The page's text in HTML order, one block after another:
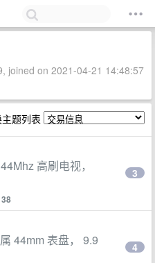
joined on 2021-04-21 14:48:57
题列表
高刷电视，
3
44mm 表盘， 9.9
4